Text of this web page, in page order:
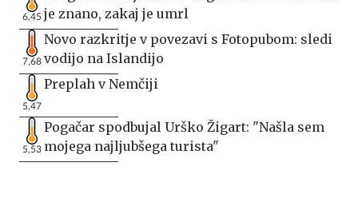
6,45 je znano, zakaj je umrl
7,68
Novo razkritje v povezavi s Fotopubom: sledi
vodijo na Islandijo
5,47
Preplah v Nemčiji
5,53
Pogačar spodbujal Urško Žigart: "Našla sem
mojega najljubšega turista"